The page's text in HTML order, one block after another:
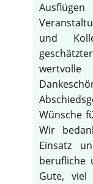
Ausflügen
und
wertvolle
Wünsche
Wir
Einsatz
berufliche
Gute, viel